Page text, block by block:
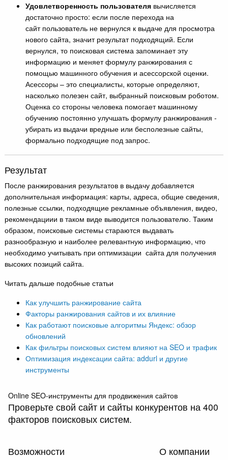
Удовлетворенность пользователя вычисляется
достаточно просто: если после перехода на
сайт пользователь не вернулся к выдаче для просмотра
нового сайта, значит результат подходящий. Если
вернулся, то поисковая система запоминает эту
информацию и меняет формулу ранжирования с
помощью машинного обучения и асессорской оценки.
Асессоры – это специалисты, которые определяют,
насколько полезен сайт, выбранный поисковым роботом.
Оценка со стороны человека помогает машинному
обучению постоянно улучшать формулу ранжирования -
убирать из выдачи вредные или бесполезные сайты,
формально подходящие под запрос.
Результат
После ранжирования результатов в выдачу добавляется
дополнительная информация: карты, адреса, общие сведения,
полезные ссылки, подходящие рекламные объявления, видео,
рекомендациии в таком виде выводится пользователю. Таким
образом, поисковые системы стараются выдавать
разнообразную и наиболее релевантную информацию, что
необходимо учитывать при оптимизации сайта для получения
высоких позиций сайта.
Читать дальше подобные статьи
Как улучшить ранжирование сайта
Факторы ранжирования сайтов и их влияние
Как работают поисковые алгоритмы Яндекс: обзор
обновлений
Как фильтры поисковых систем влияют на SEO и трафик
Оптимизация индексации сайта: addurl и другие
инструменты
Online SEO-инструменты для продвижения сайтов
Проверьте свой сайт и сайты конкурентов на 400
факторов поисковых систем.
Возможности О компании